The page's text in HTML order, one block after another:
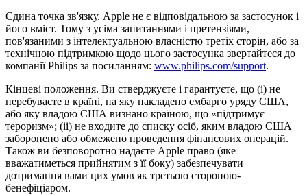
Єдина точка зв'язку. Apple не є відповідальною за застосунок і
його вміст. Тому з усіма запитаннями і претензіями,
пов'язаними з інтелектуальною власністю третіх сторін, або за
технічною підтримкою щодо цього застосунка звертайтеся до
компанії Philips за посиланням: www.philips.com/support.
Кінцеві положення. Ви стверджуєте і гарантуєте, що (i) не
перебуваєте в країні, на яку накладено ембарго уряду США,
або яку владою США визнано країною, що «підтримує
тероризм»; (ii) не входите до списку осіб, яким владою США
заборонено або обмежено проведення фінансових операцій.
Також ви безповоротно надаєте Apple право (яке
вважатиметься прийнятим з її боку) забезпечувати
дотримання вами цих умов як третьою стороною-
бенефіціаром.